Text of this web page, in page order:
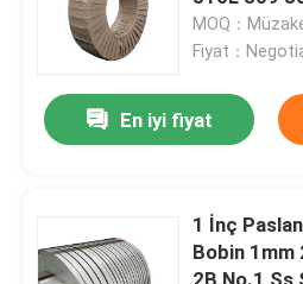
Bobin
MOQ：
Fiyat：
En iyi fiyat
1 İnç
Bobin 1mm